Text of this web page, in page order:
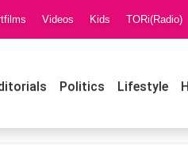
Videos Kids TORi(Radio)
Politics Lifestyle